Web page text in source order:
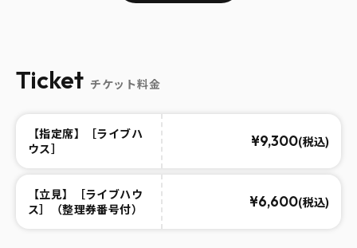
Ticket チケット料金
【指定席】［ライブハ
ウス］
¥9,300(税込)
【立見】［ライブハウ
ス］（整理券番号付）
¥6,600(税込)